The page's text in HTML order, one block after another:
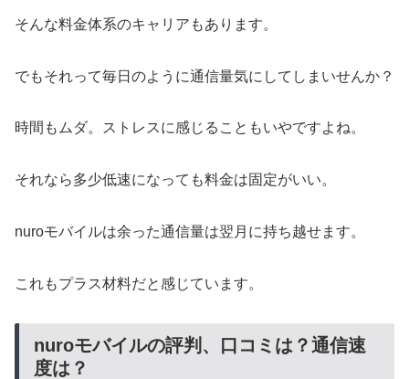
そんな料金体系のキャリアもあります。
でもそれって毎日のように通信量気にしてしまいせんか？
時間もムダ。ストレスに感じることもいやですよね。
それなら多少低速になっても料金は固定がいい。
nuroモバイルは余った通信量は翌月に持ち越せます。
これもプラス材料だと感じています。
nuroモバイルの評判、口コミは？通信速
度は？